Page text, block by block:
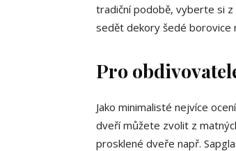
tradiční podobě, vyberte si z
sedět dekory šedé borovice
Pro
Jako minimalisté nejvíce
dveří můžete zvolit z
prosklené dveře např.